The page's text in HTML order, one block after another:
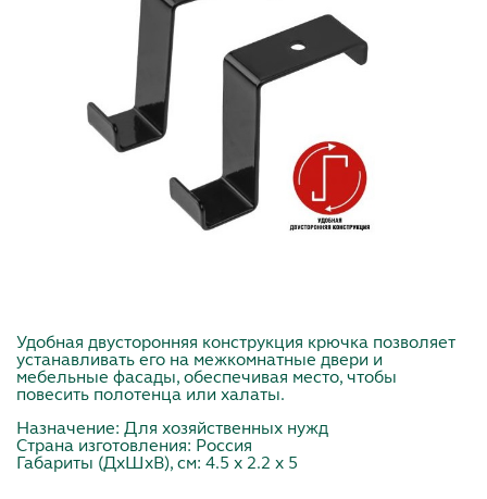
Удобная двусторонняя конструкция крючка позволяет
устанавливать его на межкомнатные двери и
мебельные фасады, обеспечивая место, чтобы
повесить полотенца или халаты.
Назначение: Для хозяйственных нужд
Страна изготовления: Россия
Габариты (ДхШхВ), см: 4.5 x 2.2 x 5